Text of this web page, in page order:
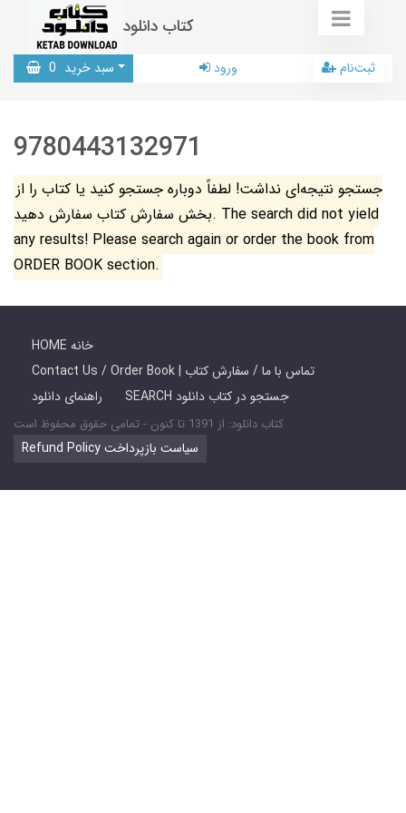
کتاب دانلود
سبد خرید 0 ورود ثبت‌نام
9780443132971
جستجو نتیجه‌ای نداشت! لطفاً دوباره جستجو کنید یا کتاب را از
بخش سفارش کتاب سفارش دهید. The search did not yield
any results! Please search again or order the book from
ORDER BOOK section.
HOME خانه
Contact Us / Order Book | تماس با ما / سفارش کتاب
راهنمای دانلود
SEARCH جستجو در کتاب دانلود
کتاب دانلود: از 1391 تا کنون - تمامی حقوق محفوظ است
Refund Policy سیاست بازپرداخت